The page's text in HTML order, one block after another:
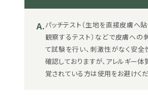
A.パッチテスト（生地を直接皮膚へ
観察するテスト）などで皮膚への
て試験を行い、刺激性がなく安全
確認しておりますが、アレルギー
覚されている方は使用をお避けくだ